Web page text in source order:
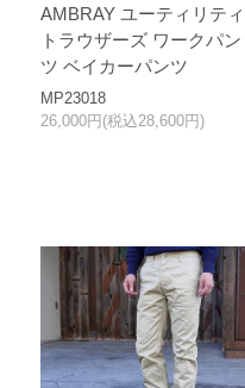
AMBRAY ユーティリティ
トラウザーズ ワークパン
ツ ベイカーパンツ
MP23018
26,000円(税込28,600円)